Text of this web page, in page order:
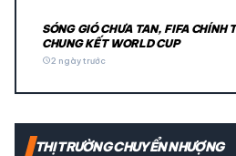
SÓNG GIÓ CHƯA TAN, FIFA CHÍNH
CHUNG KẾT WORLD CUP
schedule2 ngày trước
THỊ TRƯỜNG CHUYỂN NHƯỢNG